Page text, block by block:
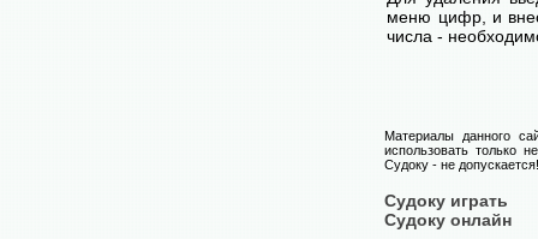
меню цифр, и
числа -
Материалы данного
использовать только
Судоку - не допускается!
Судоку играть
Судоку онлайн